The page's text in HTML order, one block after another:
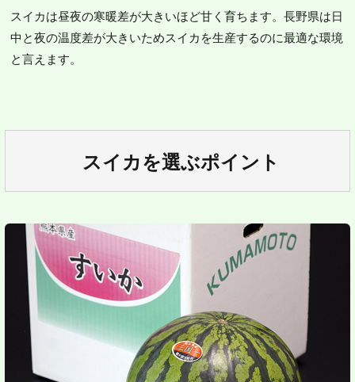
スイカは昼夜の寒暖差が大きいほど甘く育ちます。長野県は日
中と夜の温度差が大きいためスイカを生産するのに最適な環境
と言えます。
スイカを選ぶポイント